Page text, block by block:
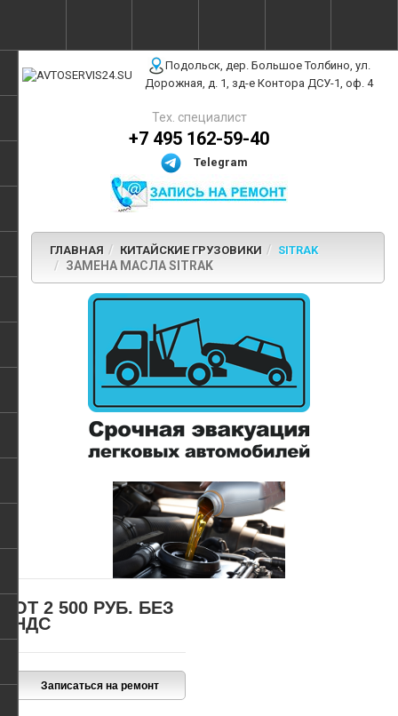
Подольск, дер. Большое Толбино, ул.
Дорожная, д. 1, зд-е Контора ДСУ-1, оф. 4
Тех. специалист
+7 495 162-59-40
Telegram
ГЛАВНАЯ КИТАЙСКИЕ ГРУЗОВИКИ SITRAK
ЗАМЕНА МАСЛА SITRAK
ОТ 2 500 РУБ. БЕЗ
НДС